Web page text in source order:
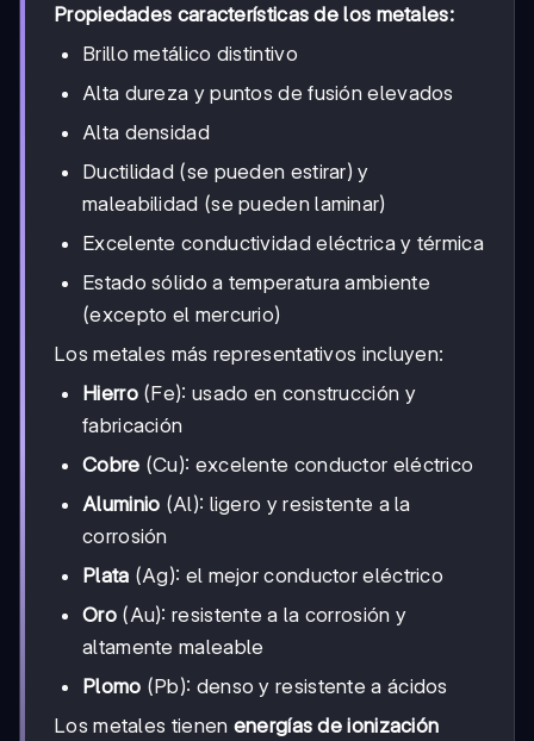
Propiedades características de los metales:
Brillo metálico distintivo
Alta dureza y puntos de fusión elevados
Alta densidad
Ductilidad (se pueden estirar) y
maleabilidad (se pueden laminar)
Excelente conductividad eléctrica y térmica
Estado sólido a temperatura ambiente
(excepto el mercurio)
Los metales más representativos incluyen:
Hierro(Fe): usado en construcción y
fabricación
Cobre (Cu): excelente conductor eléctrico
Aluminio (Al): ligero y resistente a la
corrosión
Plata (Ag): el mejor conductor eléctrico
Oro(Au): resistente a la corrosión y
altamente maleable
Plomo (Pb): denso y resistente a ácidos
Los metales tienen energías de ionización